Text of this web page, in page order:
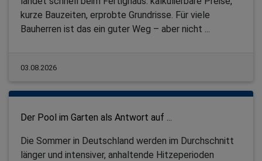
kurze Bauzeiten, erprobte Grundrisse. Für viele
Bauherren ist das ein guter Weg – aber nicht ...
03.08.2026
Der Pool im Garten als Antwort auf ...
Die Sommer in Deutschland werden im Durchschnitt
länger und intensiver, anhaltende Hitzeperioden